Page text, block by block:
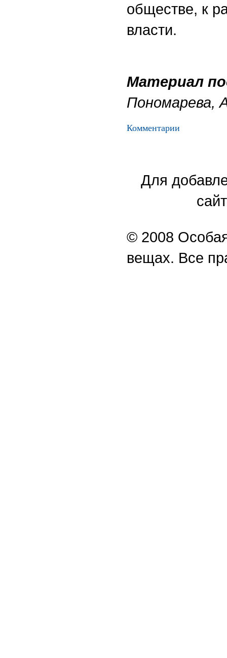
обществе, к
власти.
Материал
Пономарева,
Комментарии
Для
© 2008
вещах. Все